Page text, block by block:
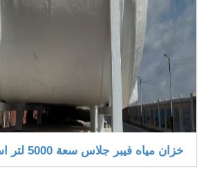
خزان مياه فيبر جلاس سعة 5000 لتر اسطوانى افقى